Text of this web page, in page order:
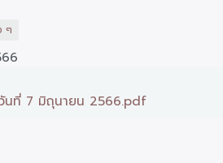
ๆ
นที่ 7 มิถุนายน 2566.pdf